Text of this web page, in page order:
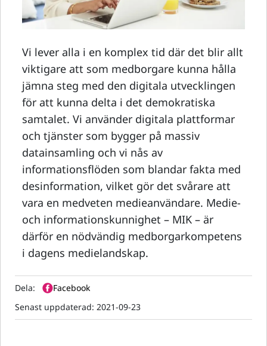
Vi lever alla i en komplex tid där det blir allt
viktigare att som medborgare kunna hålla
jämna steg med den digitala utvecklingen
för att kunna delta i det demokratiska
samtalet. Vi använder digitala plattformar
och tjänster som bygger på massiv
datainsamling och vi nås av
informationsflöden som blandar fakta med
desinformation, vilket gör det svårare att
vara en medveten medieanvändare. Medie-
och informationskunnighet – MIK – är
därför en nödvändig medborgarkompetens
i dagens medielandskap.
Dela:
Facebook
Senast uppdaterad: 2021-09-23